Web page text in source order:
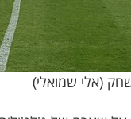
(אלי שמואלי)